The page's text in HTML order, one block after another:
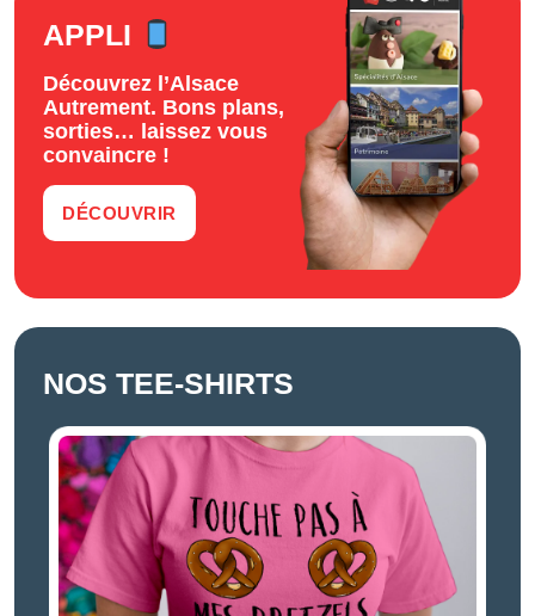
APPLI
Découvrez l’Alsace
Autrement. Bons plans,
sorties… laissez vous
convaincre !
DÉCOUVRIR
NOS TEE-SHIRTS